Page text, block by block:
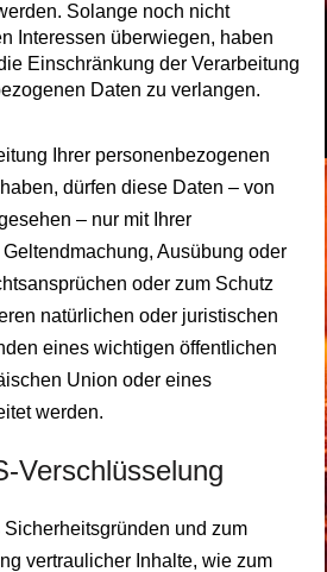
Solange noch nicht
Interessen überwiegen, haben
Einschränkung der Verarbeitung
Daten zu verlangen.
Ihrer personenbezogenen
dürfen diese Daten – von
– nur mit Ihrer
Ausübung oder
oder zum Schutz
natürlichen oder juristischen
eines wichtigen öffentlichen
Union oder eines
werden.
Verschlüsselung
und zum
vertraulicher Inhalte, wie zum